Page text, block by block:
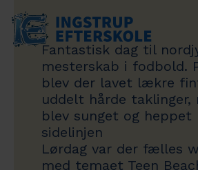
Fantastisk dag til
mesterskab i fodbold.
blev der lavet lækre
uddelt hårde taklinger,
blev sunget og heppet
sidelinjen
Lørdag var der fælles
med temaet Teen
Linjer
Håndbold
Fodbold
Dance
Undervisning
SPOR for 10. klasse
Livet på IE
Din hverdag
Faciliteter
Oplevelser
Skolen
Om skolen
Medarbejdere
Kalender
Besøg os
Book besøg
Lej IE's lejrhytter
Bliv elev
Indmeldelse
Venteliste